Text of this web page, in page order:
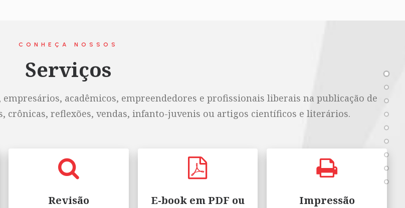
CONHEÇA NOSSOS
Serviços
acadêmicos, empreendedores e profissionais liberais na publicação de
crônicas, reflexões, vendas, infanto-juvenis ou artigos científicos e literários.
Revisão
E-book em PDF ou
Impressão